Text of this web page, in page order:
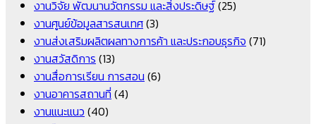
งานวิจัย พัฒนานวัตกรรม และสิ่งประดิษฐ์(25)
งานศูนย์ข้อมูลสารสนเทศ(3)
งานส่งเสริมผลิตผลทางการค้า และประกอบธุรกิจ (71)
งานสวัสดิการ (13)
งานสื่อการเรียน การสอน (6)
งานอาคารสถานที่ (4)
งานแนะแนว (40)